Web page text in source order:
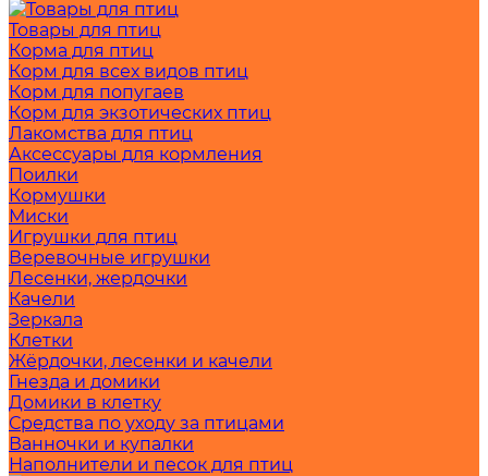
Товары для птиц
Корма для птиц
Корм для всех видов птиц
Корм для попугаев
Корм для экзотических птиц
Лакомства для птиц
Аксессуары для кормления
Поилки
Кормушки
Миски
Игрушки для птиц
Веревочные игрушки
Лесенки, жердочки
Качели
Зеркала
Клетки
Жёрдочки, лесенки и качели
Гнезда и домики
Домики в клетку
Средства по уходу за птицами
Ванночки и купалки
Наполнители и песок для птиц